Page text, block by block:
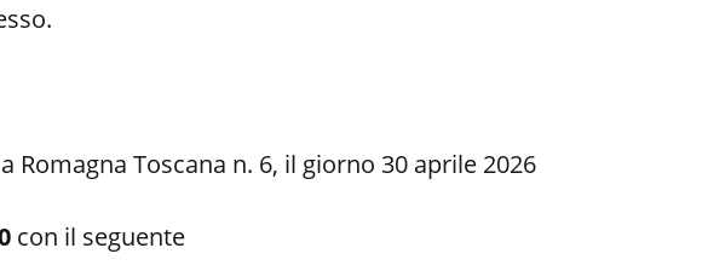
Toscana n. 6, il giorno 30 aprile 2026
con il seguente